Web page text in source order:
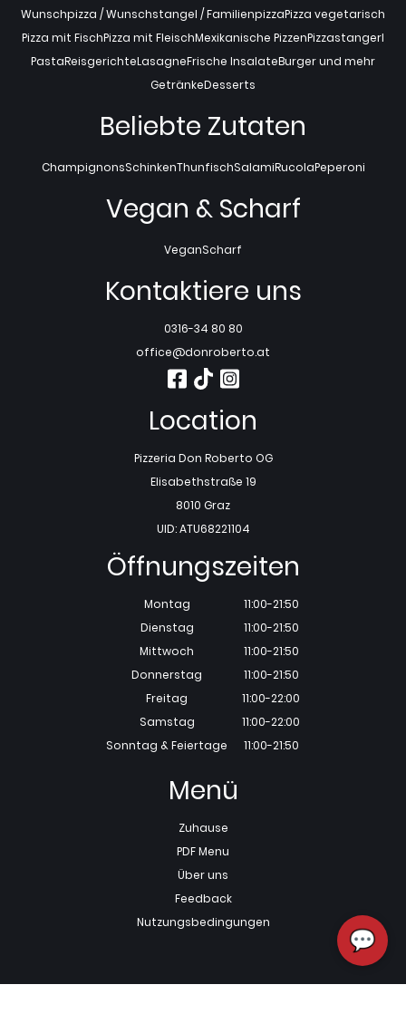
Wunschpizza / Wunschstangel / FamilienpizzaPizza vegetarisch
Pizza mit FischPizza mit FleischMexikanische PizzenPizzastangerl
PastaReisgerichteLasagneFrische InsalateBurger und mehr
GetränkeDesserts
Beliebte Zutaten
ChampignonsSchinkenThunfischSalamiRucolaPeperoni
Vegan & Scharf
VeganScharf
Kontaktiere uns
0316-34 80 80
office@donroberto.at
Location
Pizzeria Don Roberto OG
Elisabethstraße 19
8010 Graz
UID: ATU68221104
Öffnungszeiten
Montag
Dienstag
Mittwoch
Donnerstag
Freitag
Samstag
Sonntag & Feiertage
11:00-21:50
11:00-21:50
11:00-21:50
11:00-21:50
11:00-22:00
11:00-22:00
11:00-21:50
Menü
Zuhause
PDF Menu
Über uns
Feedback
Nutzungsbedingungen
💬